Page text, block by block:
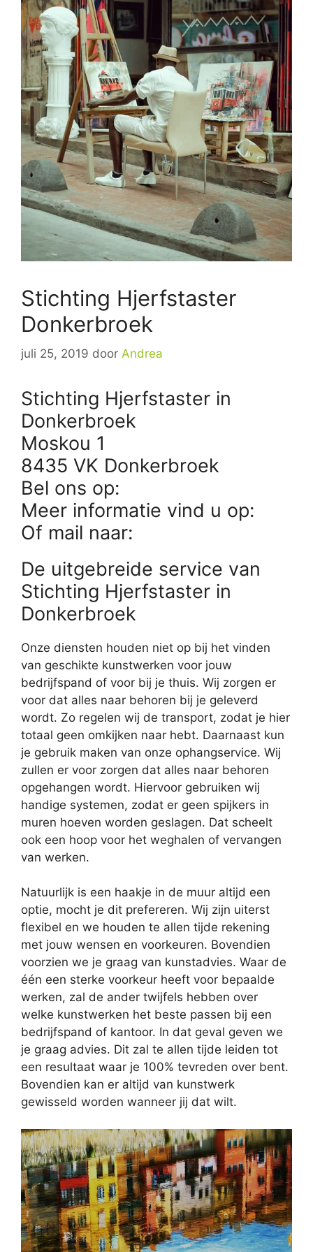
Stichting Hjerfstaster
Donkerbroek
juli 25, 2019 door Andrea
Stichting Hjerfstaster in
Donkerbroek
Moskou 1
8435 VK Donkerbroek
Bel ons op:
Meer informatie vind u op:
Of mail naar:
De uitgebreide service van
Stichting Hjerfstaster in
Donkerbroek
Onze diensten houden niet op bij het vinden
van geschikte kunstwerken voor jouw
bedrijfspand of voor bij je thuis. Wij zorgen er
voor dat alles naar behoren bij je geleverd
wordt. Zo regelen wij de transport, zodat je hier
totaal geen omkijken naar hebt. Daarnaast kun
je gebruik maken van onze ophangservice. Wij
zullen er voor zorgen dat alles naar behoren
opgehangen wordt. Hiervoor gebruiken wij
handige systemen, zodat er geen spijkers in
muren hoeven worden geslagen. Dat scheelt
ook een hoop voor het weghalen of vervangen
van werken.
Natuurlijk is een haakje in de muur altijd een
optie, mocht je dit prefereren. Wij zijn uiterst
flexibel en we houden te allen tijde rekening
met jouw wensen en voorkeuren. Bovendien
voorzien we je graag van kunstadvies. Waar de
één een sterke voorkeur heeft voor bepaalde
werken, zal de ander twijfels hebben over
welke kunstwerken het beste passen bij een
bedrijfspand of kantoor. In dat geval geven we
je graag advies. Dit zal te allen tijde leiden tot
een resultaat waar je 100% tevreden over bent.
Bovendien kan er altijd van kunstwerk
gewisseld worden wanneer jij dat wilt.